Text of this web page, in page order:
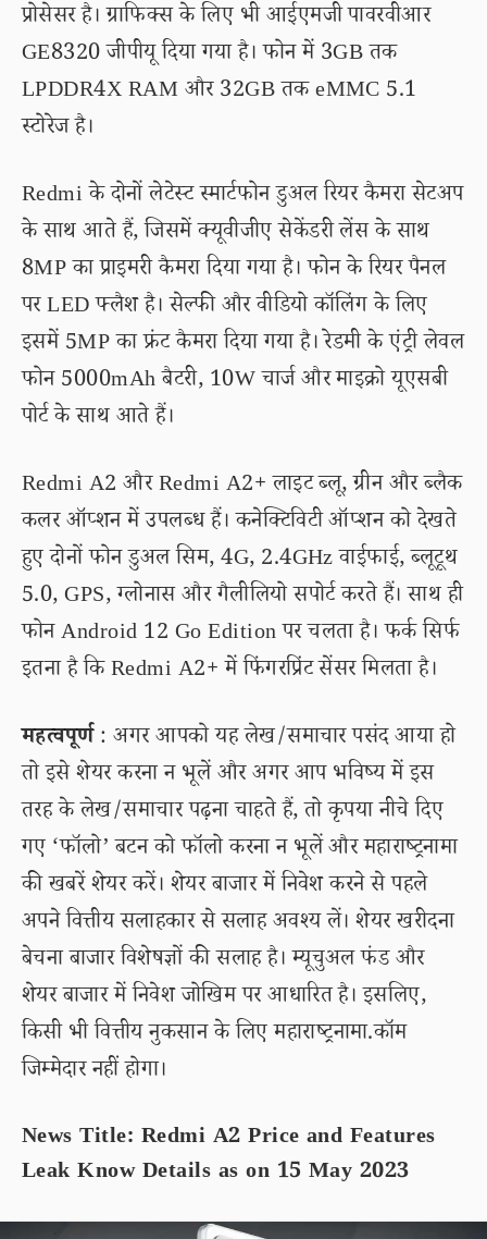
प्रोसेसर है। ग्राफिक्स के लिए भी आईएमजी पावरवीआर
GE8320 जीपीयू दिया गया है। फोन में 3GB तक
LPDDR4X RAM और 32GB तक eMMC 5.1
स्टोरेज है।
Redmi के दोनों लेटेस्ट स्मार्टफोन डुअल रियर कैमरा सेटअप
के साथ आते हैं, जिसमें क्यूवीजीए सेकेंडरी लेंस के साथ
8MP का प्राइमरी कैमरा दिया गया है। फोन के रियर पैनल
पर LED फ्लैश है। सेल्फी और वीडियो कॉलिंग के लिए
इसमें 5MP का फ्रंट कैमरा दिया गया है। रेडमी के एंट्री लेवल
फोन 5000mAh बैटरी, 10W चार्ज और माइक्रो यूएसबी
पोर्ट के साथ आते हैं।
Redmi A2 और Redmi A2+ लाइट ब्लू, ग्रीन और ब्लैक
कलर ऑप्शन में उपलब्ध हैं। कनेक्टिविटी ऑप्शन को देखते
हुए दोनों फोन डुअल सिम, 4G, 2.4GHz वाईफाई, ब्लूटूथ
5.0, GPS, ग्लोनास और गैलीलियो सपोर्ट करते हैं। साथ ही
फोन Android 12 Go Edition पर चलता है। फर्क सिर्फ
इतना है कि Redmi A2+ में फिंगरप्रिंट सेंसर मिलता है।
महत्वपूर्ण: अगर आपको यह लेख/समाचार पसंद आया हो
तो इसे शेयर करना न भूलें और अगर आप भविष्य में इस
तरह के लेख/समाचार पढ़ना चाहते हैं, तो कृपया नीचे दिए
गए ‘फॉलो’ बटन को फॉलो करना न भूलें और महाराष्ट्रनामा
की खबरें शेयर करें। शेयर बाजार में निवेश करने से पहले
अपने वित्तीय सलाहकार से सलाह अवश्य लें। शेयर खरीदना
बेचना बाजार विशेषज्ञों की सलाह है। म्यूचुअल फंड और
शेयर बाजार में निवेश जोखिम पर आधारित है। इसलिए,
किसी भी वित्तीय नुकसान के लिए महाराष्ट्रनामा.कॉम
जिम्मेदार नहीं होगा।
News Title: Redmi A2 Price and Features
Leak Know Details as on 15 May 2023